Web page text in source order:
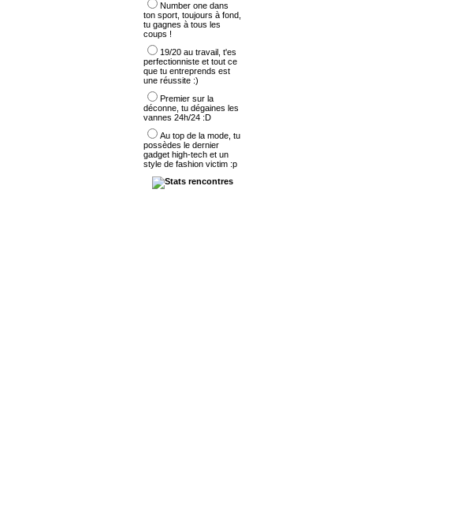
Number one dans
ton sport, toujours à fond,
tu gagnes à tous les
coups !
19/20 au travail, t'es
perfectionniste et tout ce
que tu entreprends est
une réussite :)
Premier sur la
déconne, tu dégaines les
vannes 24h/24 :D
Au top de la mode, tu
possèdes le dernier
gadget high-tech et un
style de fashion victim :p